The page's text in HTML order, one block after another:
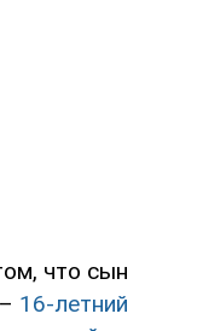
что сын
16-летний